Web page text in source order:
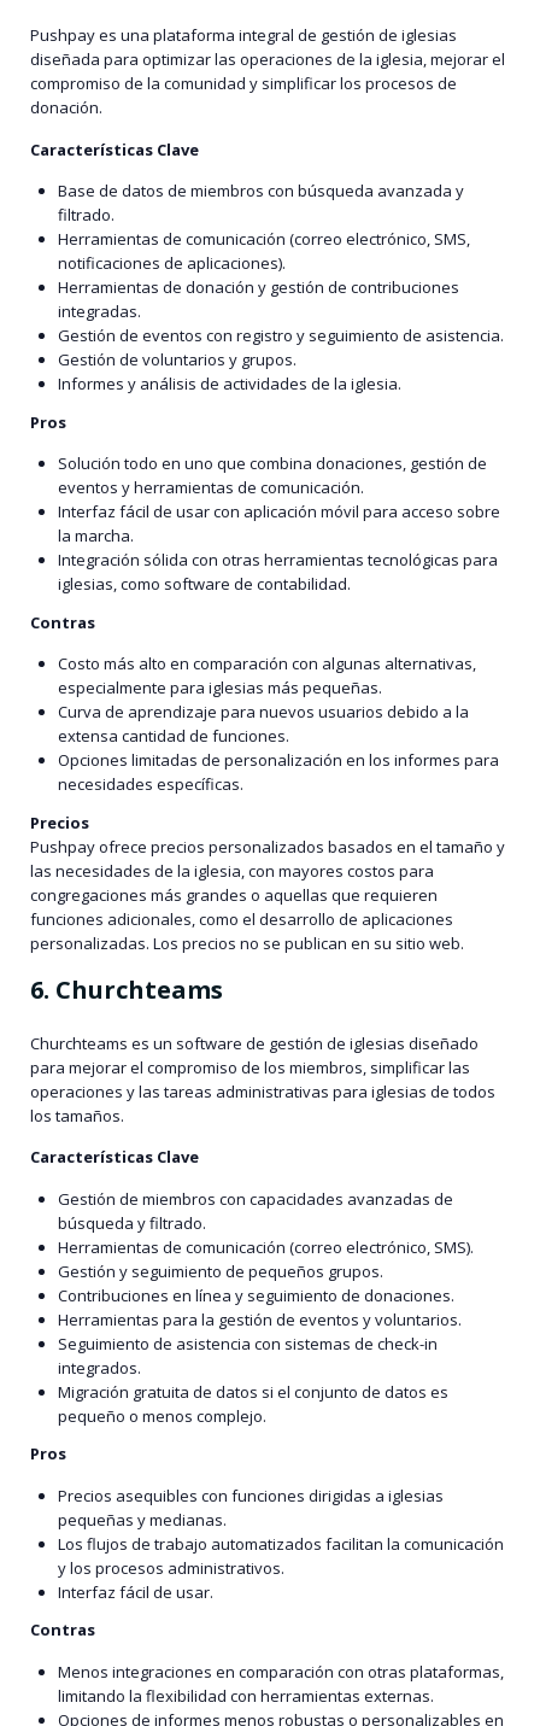
Pushpay es una plataforma integral de gestión de iglesias
diseñada para optimizar las operaciones de la iglesia, mejorar el
compromiso de la comunidad y simplificar los procesos de
donación.
Características Clave
Base de datos de miembros con búsqueda avanzada y
filtrado.
Herramientas de comunicación (correo electrónico, SMS,
notificaciones de aplicaciones).
Herramientas de donación y gestión de contribuciones
integradas.
Gestión de eventos con registro y seguimiento de asistencia.
Gestión de voluntarios y grupos.
Informes y análisis de actividades de la iglesia.
Pros
Solución todo en uno que combina donaciones, gestión de
eventos y herramientas de comunicación.
Interfaz fácil de usar con aplicación móvil para acceso sobre
la marcha.
Integración sólida con otras herramientas tecnológicas para
iglesias, como software de contabilidad.
Contras
Costo más alto en comparación con algunas alternativas,
especialmente para iglesias más pequeñas.
Curva de aprendizaje para nuevos usuarios debido a la
extensa cantidad de funciones.
Opciones limitadas de personalización en los informes para
necesidades específicas.
Precios
Pushpay ofrece precios personalizados basados en el tamaño y
las necesidades de la iglesia, con mayores costos para
congregaciones más grandes o aquellas que requieren
funciones adicionales, como el desarrollo de aplicaciones
personalizadas. Los precios no se publican en su sitio web.
6. Churchteams
Churchteams es un software de gestión de iglesias diseñado
para mejorar el compromiso de los miembros, simplificar las
operaciones y las tareas administrativas para iglesias de todos
los tamaños.
Características Clave
Gestión de miembros con capacidades avanzadas de
búsqueda y filtrado.
Herramientas de comunicación (correo electrónico, SMS).
Gestión y seguimiento de pequeños grupos.
Contribuciones en línea y seguimiento de donaciones.
Herramientas para la gestión de eventos y voluntarios.
Seguimiento de asistencia con sistemas de check-in
integrados.
Migración gratuita de datos si el conjunto de datos es
pequeño o menos complejo.
Pros
Precios asequibles con funciones dirigidas a iglesias
pequeñas y medianas.
Los flujos de trabajo automatizados facilitan la comunicación
y los procesos administrativos.
Interfaz fácil de usar.
Contras
Menos integraciones en comparación con otras plataformas,
limitando la flexibilidad con herramientas externas.
Opciones de informes menos robustas o personalizables en